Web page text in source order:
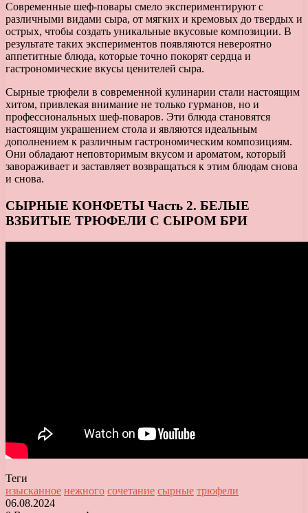
Современные шеф-повары смело экспериментируют с
различными видами сыра, от мягких и кремовых до твердых и
острых, чтобы создать уникальные вкусовые композиции. В
результате таких экспериментов появляются невероятно
аппетитные блюда, которые точно покорят сердца и
гастрономические вкусы ценителей сыра.
Сырные трюфели в современной кулинарии стали настоящим
хитом, привлекая внимание не только гурманов, но и
профессиональных шеф-поваров. Эти блюда становятся
настоящим украшением стола и являются идеальным
дополнением к различным гастрономическим композициям.
Они обладают неповторимым вкусом и ароматом, который
завораживает и заставляет возвращаться к этим блюдам снова
и снова.
СЫРНЫЕ КОНФЕТЫ Часть 2. БЕЛЫЕ
ВЗБИТЫЕ ТРЮФЕЛИ С СЫРОМ БРИ
Теги
изысканное нежного сочетание сырные трюфели
06.08.2024